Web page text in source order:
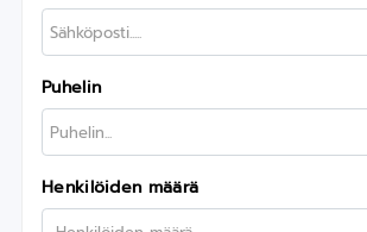
Puhelin
Henkilöiden määrä